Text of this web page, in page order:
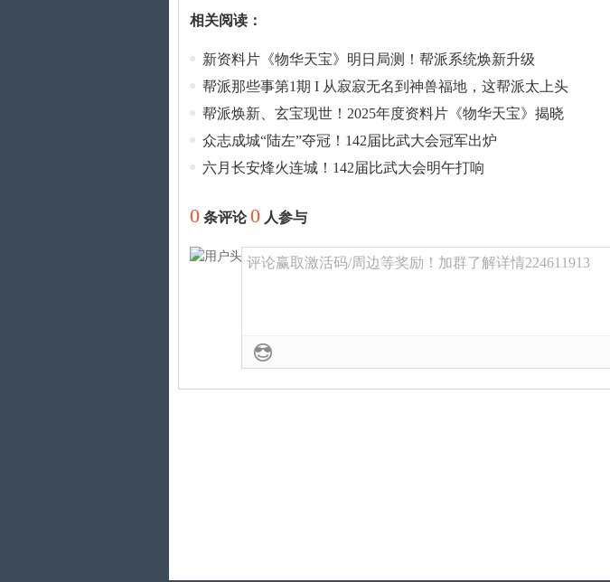
相关阅读：
新资料片《物华天宝》明日局测！帮派系统焕新升级
帮派那些事第1期 I 从寂寂无名到神兽福地，这帮派太上头
帮派焕新、玄宝现世！2025年度资料片《物华天宝》揭晓
众志成城“陆左”夺冠！142届比武大会冠军出炉
六月长安烽火连城！142届比武大会明午打响
0 条评论0 人参与
评论赢取激活码/周边等奖励！加群了解详情224611913